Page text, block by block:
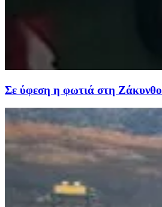
Σε ύφεση η φωτιά στη Ζάκυνθο